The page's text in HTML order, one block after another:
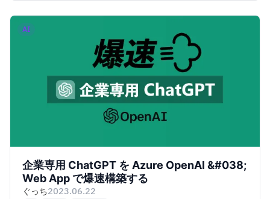
AI
企業専用 ChatGPT を Azure OpenAI &#038;
Web App で爆速構築する
ぐっち2023.06.22